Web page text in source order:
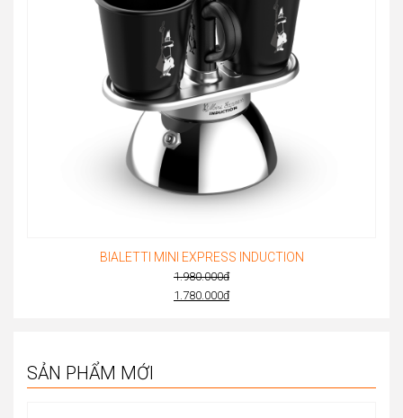
BIALETTI MINI EXPRESS INDUCTION
1.980.000đ
Original
1.780.000đ
SẢN PHẨM MỚI